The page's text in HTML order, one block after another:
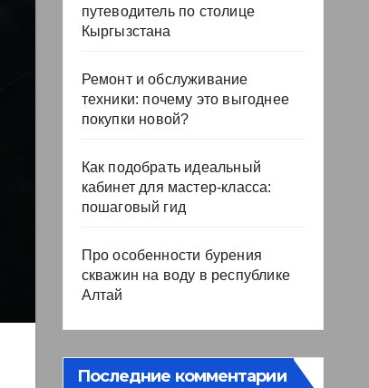
путеводитель по столице
Кыргызстана
Ремонт и обслуживание
техники: почему это выгоднее
покупки новой?
Как подобрать идеальный
кабинет для мастер-класса:
пошаговый гид
Про особенности бурения
скважин на воду в республике
Алтай
Последние комментарии